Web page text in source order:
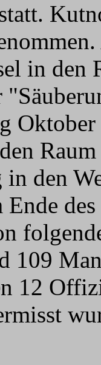
in den
den
109
12